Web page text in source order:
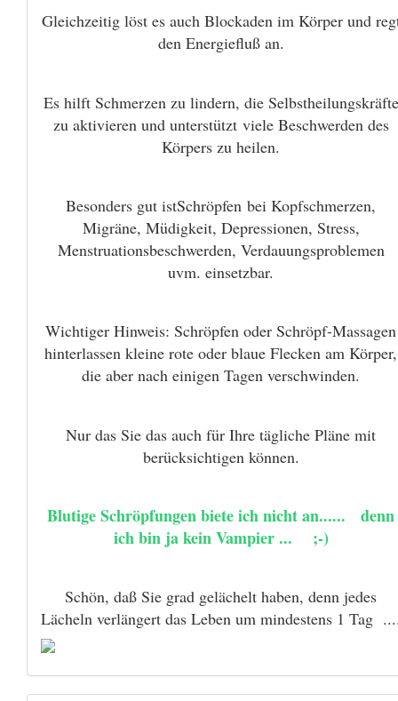
Gleichzeitig löst es auch Blockaden im Körper und
den Energiefluß an.
Es hilft Schmerzen zu lindern, die Selbstheilungskräfte
zu aktivieren und unterstützt viele Beschwerden des
Körpers zu heilen.
Besonders gut istSchröpfen bei Kopfschmerzen,
Migräne, Müdigkeit, Depressionen, Stress,
Menstruationsbeschwerden, Verdauungsproblemen
uvm. einsetzbar.
Wichtiger Hinweis: Schröpfen oder Schröpf-Massagen
hinterlassen kleine rote oder blaue Flecken am Körper,
die aber nach einigen Tagen verschwinden.
Nur das Sie das auch für Ihre tägliche Pläne mit
berücksichtigen können.
Blutige Schröpfungen biete ich nicht an...... denn
ich bin ja kein Vampier ... ;-)
Schön, daß Sie grad gelächelt haben, denn jedes
Lächeln verlängert das Leben um mindestens 1 Tag